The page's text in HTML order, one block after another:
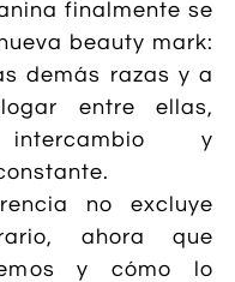
finalmente se
beauty mark:
demás razas y a
entre ellas,
y
no excluye
ahora que
y cómo lo